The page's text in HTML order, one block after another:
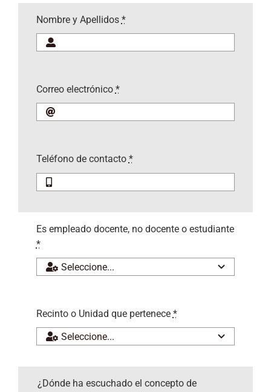
Nombre y Apellidos *
Correo electrónico *
Teléfono de contacto *
Es empleado docente, no docente o estudiante
*
Recinto o Unidad que pertenece *
¿Dónde ha escuchado el concepto de